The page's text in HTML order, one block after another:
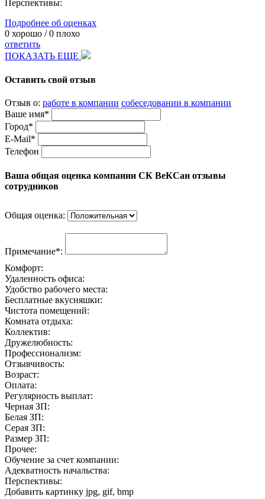
Перспективы:
Подробнее об оценках
0 хорошо /0 плохо
ответить
ПОКАЗАТЬ ЕЩЕ
Оставить свой отзыв
Отзыв о: работе в компании собеседовании в компании
Ваше имя*
Город*
E-Mail*
Телефон
Ваша общая оценка компании СК ВеКСан отзывы
сотрудников
Общая оценка:
Примечание*:
Комфорт:
Удаленность офиса:
Удобство рабочего места:
Бесплатные вкусняшки:
Чистота помещений:
Комната отдыха:
Коллектив:
Дружелюбность:
Профессионализм:
Отзывчивость:
Возраст:
Оплата:
Регулярность выплат:
Черная ЗП:
Белая ЗП:
Серая ЗП:
Размер ЗП:
Прочее:
Обучение за счет компании:
Адекватность начальства:
Перспективы:
Добавить картинку jpg, gif, bmp